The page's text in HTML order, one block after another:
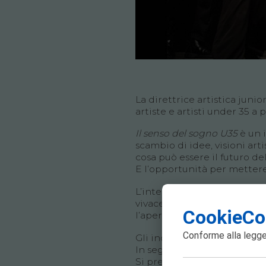
La direttrice artistica junior
artiste e artisti under 35 a
Il senso del sogno U35è un
scambio di idee, visioni
cosa può essere il futuro
E l’opportunità per
L’intento è quello di
vivace ecosistema artistico
l’apertura di una
Gli incontri si svolgeranno
In seguito alla conferma
Si prega di specificare
Conforme alla